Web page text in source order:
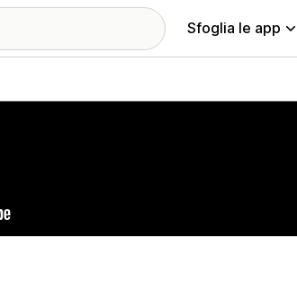
Sfoglia le app